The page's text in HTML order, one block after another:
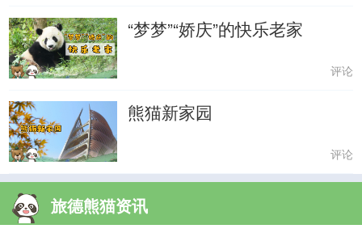
“梦梦”“娇庆”的快乐老家
评论
熊猫新家园
评论
旅德熊猫资讯